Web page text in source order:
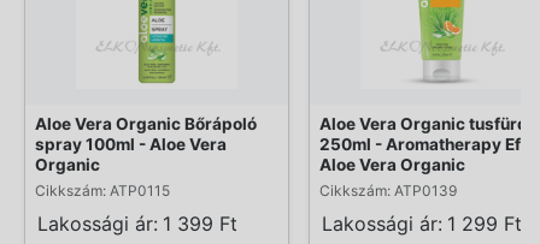
Aloe Vera Organic Bőrápoló
spray 100ml - Aloe Vera
Organic
Cikkszám: ATP0115
Lakossági ár: 1 399 Ft
Aloe Vera Organic tusfürdő
250ml - Aromatherapy
Aloe Vera Organic
Cikkszám: ATP0139
Lakossági ár: 1 299 Ft